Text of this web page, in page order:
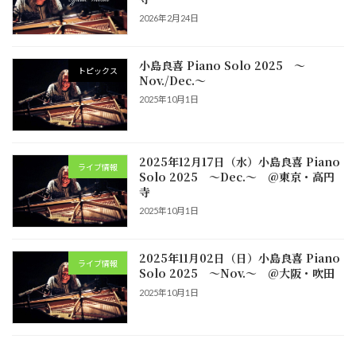
2026年2月24日
トピックス
小島良喜 Piano Solo 2025 ～
Nov./Dec.～
2025年10月1日
ライブ情報
2025年12月17日（水）小島良喜 Piano
Solo 2025 ～Dec.～ @東京・高円
寺
2025年10月1日
ライブ情報
2025年11月02日（日）小島良喜 Piano
Solo 2025 ～Nov.～ @大阪・吹田
2025年10月1日